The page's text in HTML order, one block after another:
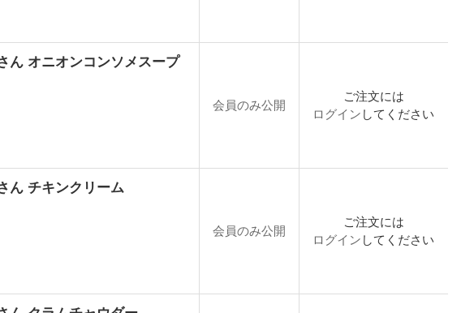
ん オニオンコンソメスープ
会員のみ公開
ご注文には
ログイン してください
ん チキンクリーム
会員のみ公開
ご注文には
ログイン してください